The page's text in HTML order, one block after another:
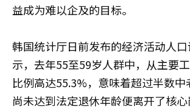
益成为难以企及的目标。
韩国统计厅日前发布的经济活动人
示，去年55至59岁人群中，从主要
比例高达55.3%，意味着超过半数中
尚未达到法定退休年龄便离开了核